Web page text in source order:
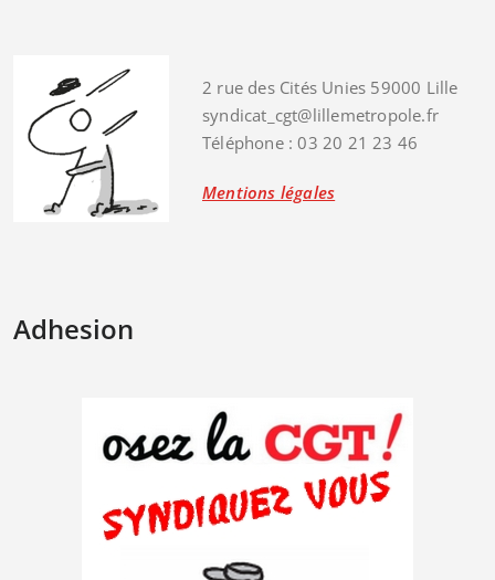
2 rue des Cités Unies 59000 Lille
syndicat_cgt@lillemetropole.fr
Téléphone : 03 20 21 23 46
Mentions légales
Adhesion